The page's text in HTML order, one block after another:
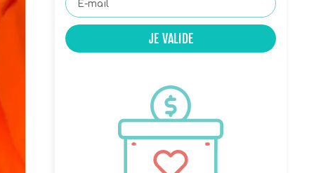
JE VALIDE